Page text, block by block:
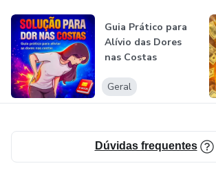
Guia Prático para
Alívio das Dores
nas Costas
Geral
Dúvidas frequentes